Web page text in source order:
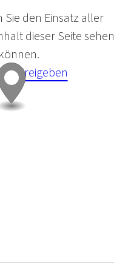
Sie den Einsatz aller
dieser Seite sehen
Freigeben